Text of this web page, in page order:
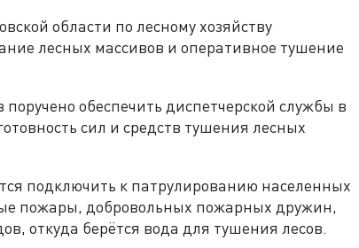
области по лесному хозяйству
лесных массивов и оперативное тушение
обеспечить диспетчерской службы в
сил и средств тушения лесных
подключить к патрулированию населенных
пожары, добровольных пожарных дружин,
откуда берётся вода для тушения лесов.